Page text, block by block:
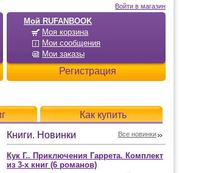
Мой RUFANBOOK
Моя корзина
Мои сообщения
Мои заказы
Регистрация
Войти в магазин
Как купить
Книги. Новинки Все новинки
Кук Г.. Приключения Гаррета. Комплект
из 3-х книг (6 романов)